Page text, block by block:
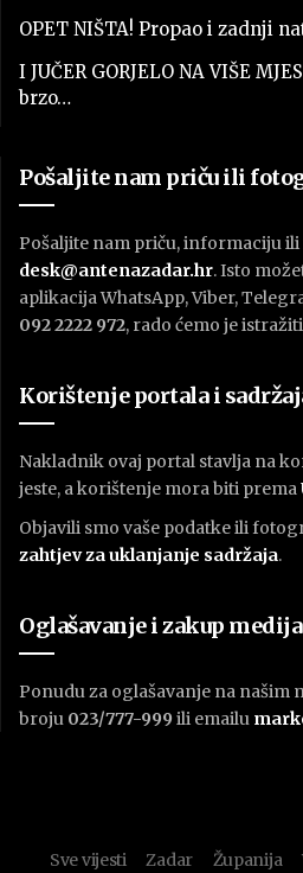
OPET NIŠTA! Propao i zadnji
I JUČER GORJELO NA VIŠE
brzo…
Pošaljite nam priču ili
Pošaljite nam priču, informaciju
desk@antenazadar.hr. Isto
aplikacija WhatsApp, Viber,
092 2222 972, rado ćemo je
Korištenje portala i
Nakladnik ovaj portal stavlja na
jeste, a korištenje mora biti prema
Objavili smo vaše podatke ili
zahtjev za uklanjanje sadržaja.
Oglašavanje i zakup medija
Ponudu za oglašavanje na našim
broju 023/777-999 ili emailu
Sve vijesti Zadar Županija